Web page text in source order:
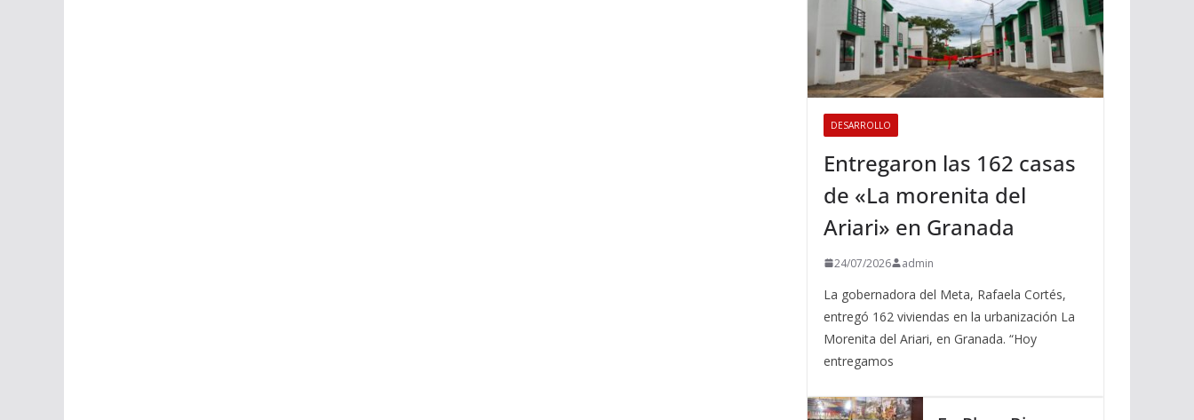
DESARROLLO
Entregaron las 162 casas
de «La morenita del
Ariari» en Granada
24/07/2026 admin
La gobernadora del Meta, Rafaela Cortés,
entregó 162 viviendas en la urbanización La
Morenita del Ariari, en Granada. “Hoy
entregamos